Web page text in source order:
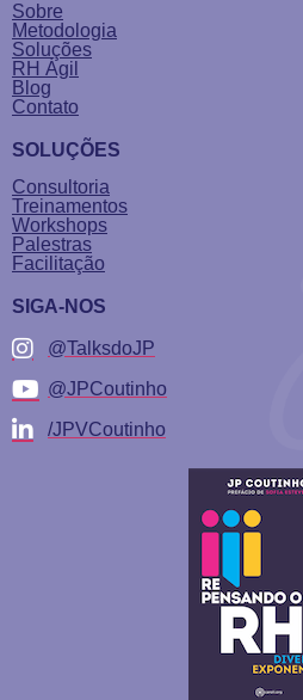
Sobre
Metodologia
Soluções
RH Ágil
Blog
Contato
SOLUÇÕES
Consultoria
Treinamentos
Workshops
Palestras
Facilitação
SIGA-NOS
@TalksdoJP
@JPCoutinho
/JPVCoutinho